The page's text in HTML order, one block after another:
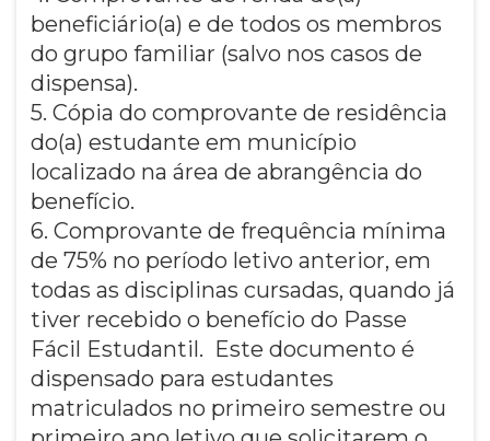
beneficiário(a) e de todos os membros
do grupo familiar (salvo nos casos de
dispensa).
5. Cópia do comprovante de residência
do(a) estudante em município
localizado na área de abrangência do
benefício.
6. Comprovante de frequência mínima
de 75% no período letivo anterior, em
todas as disciplinas cursadas, quando já
tiver recebido o benefício do Passe
Fácil Estudantil. Este documento é
dispensado para estudantes
matriculados no primeiro semestre ou